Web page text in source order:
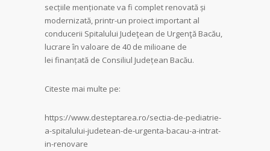
secțiile menționate va fi complet renovată și
modernizată, printr-un proiect important al
conducerii Spitalului Judeţean de Urgenţă Bacău,
lucrare în valoare de 40 de milioane de
lei finanțată de Consiliul Județean Bacău.
Citeste mai multe pe:
https://www.desteptarea.ro/sectia-de-pediatrie-
a-spitalului-judetean-de-urgenta-bacau-a-intrat-
in-renovare